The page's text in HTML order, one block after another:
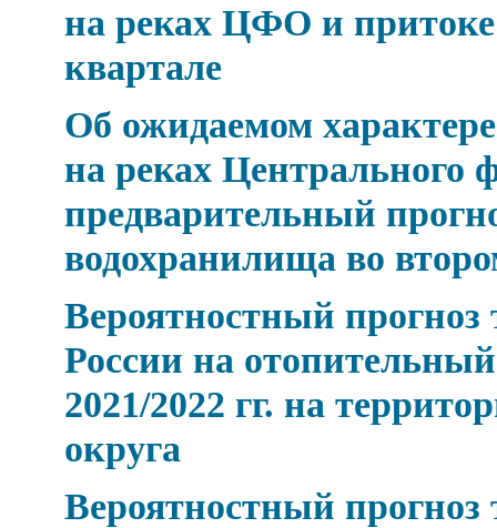
на реках ЦФО и
квартале
Об ожидаемом характере
на реках Центрального
предварительный
водохранилища во
Вероятностный
России на
2021/2022 гг. на
округа
Вероятностный